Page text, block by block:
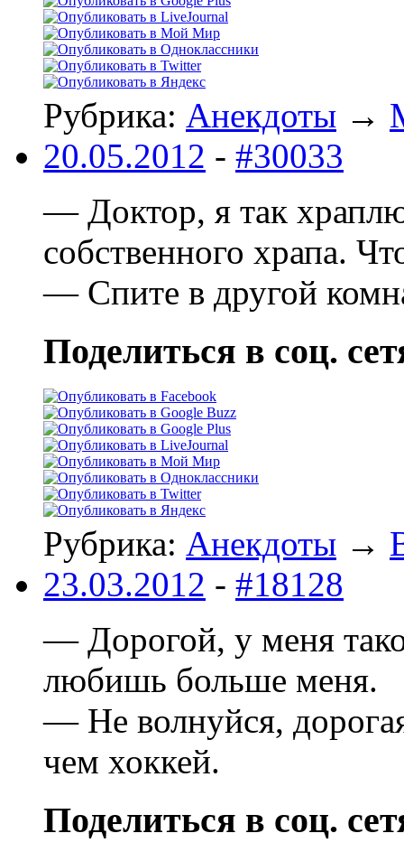
Рубрика: Анекдоты →
20.05.2012 - #30033
— Доктор, я так
собственного храпа.
— Спите в другой
Поделиться в соц.
Рубрика: Анекдоты →
23.03.2012 - #18128
— Дорогой, у меня
любишь больше меня.
— Не волнуйся,
чем хоккей.
Поделиться в соц.